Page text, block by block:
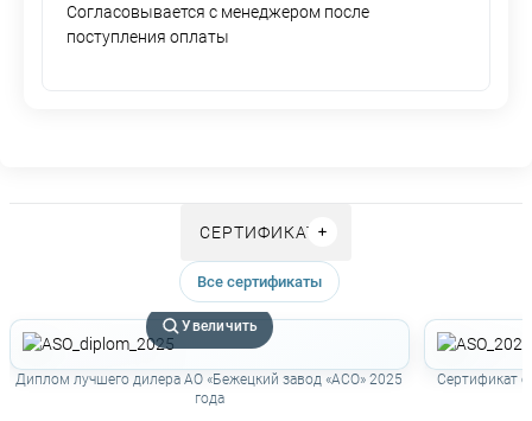
Согласовывается с менеджером после
поступления оплаты
СЕРТИФИКАТЫ
Все сертификаты
Увеличить
Диплом лучшего дилера АО «Бежецкий завод «АСО» 2025
года
Сертификат